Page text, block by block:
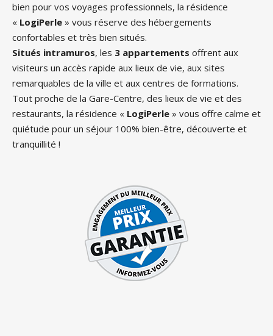
bien pour vos voyages professionnels, la résidence
« LogiPerle » vous réserve des hébergements
confortables et très bien situés.
Situés intramuros, les 3 appartements offrent aux
visiteurs un accès rapide aux lieux de vie, aux sites
remarquables de la ville et aux centres de formations.
Tout proche de la Gare-Centre, des lieux de vie et des
restaurants, la résidence « LogiPerle » vous offre calme et
quiétude pour un séjour 100% bien-être, découverte et
tranquillité !